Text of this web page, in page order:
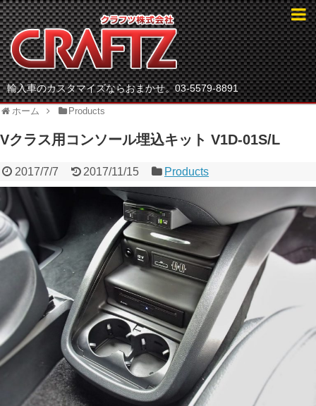
輸入車のカスタマイズならおまかせ。03-5579-8891
ホーム Products
Vクラス用コンソール埋込キット V1D-01S/L
2017/7/7 2017/11/15 Products